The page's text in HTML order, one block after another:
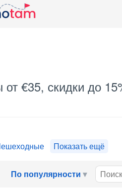
€35, скидки до
Показать ещё
По популярности